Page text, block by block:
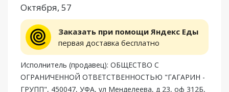
Октября, 57
Заказать при помощи Яндекс Еды
первая доставка бесплатно
Исполнитель (продавец): ОБЩЕСТВО С
ОГРАНИЧЕННОЙ ОТВЕТСТВЕННОСТЬЮ "ГАГАРИН -
ГРУПП", 450047, УФА, ул Менделеева, д 23, оф 312Б,